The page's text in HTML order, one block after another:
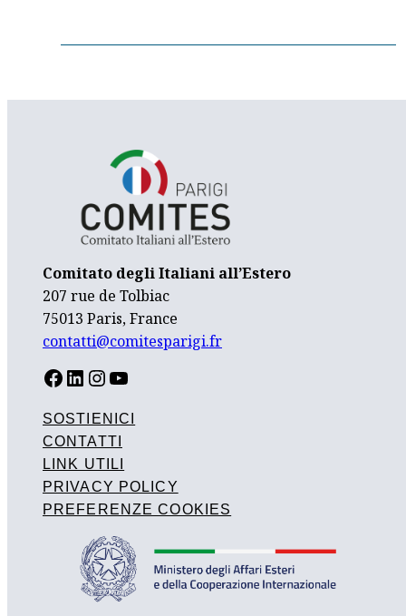
Comitato degli Italiani all’Estero
207 rue de Tolbiac
75013 Paris, France
contatti@comitesparigi.fr
FACEBOOK LINKEDIN INSTAGRAM YOUTUBE
SOSTIENICI
CONTATTI
LINK UTILI
PRIVACY POLICY
PREFERENZE COOKIES